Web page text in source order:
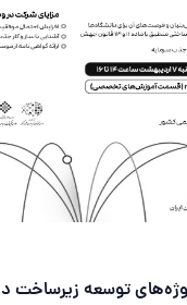
توسعه زیرساخت